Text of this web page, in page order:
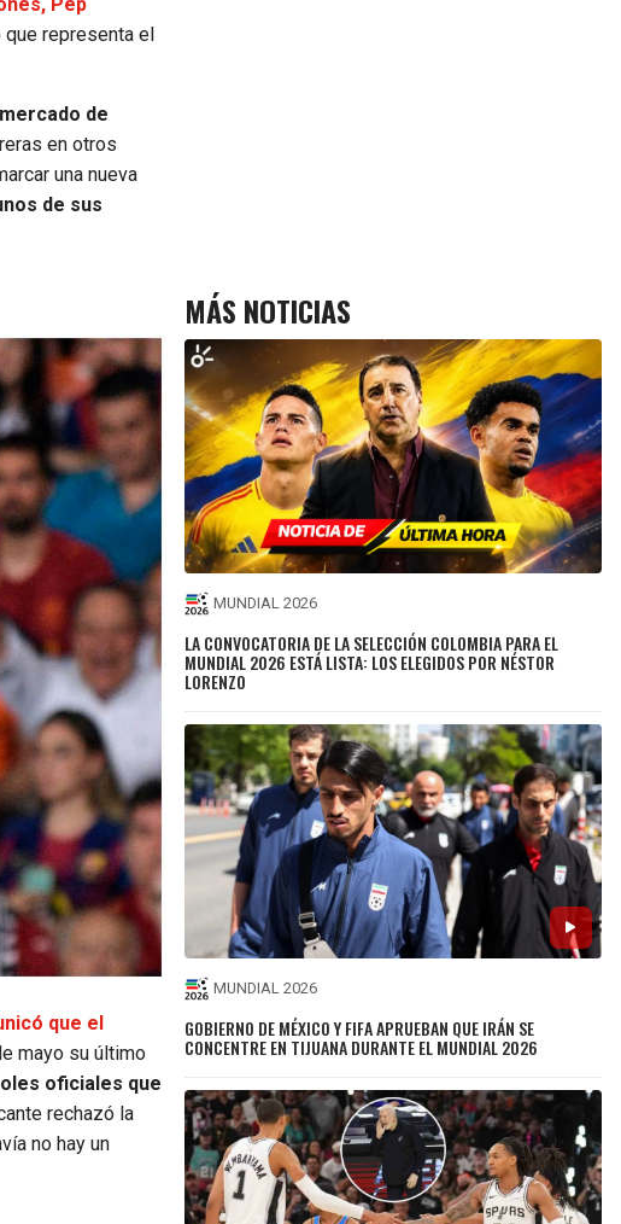
representa el
de
en otros
una nueva
de sus
que el
mayo su último
oficiales que
rechazó la
no hay un
MÁS NOTICIAS
MUNDIAL 2026
LA CONVOCATORIA DE LA SELECCIÓN COLOMBIA PARA EL
MUNDIAL 2026 ESTÁ LISTA: LOS ELEGIDOS POR NÉSTOR
LORENZO
MUNDIAL 2026
GOBIERNO DE MÉXICO Y FIFA APRUEBAN QUE IRÁN SE
CONCENTRE EN TIJUANA DURANTE EL MUNDIAL 2026